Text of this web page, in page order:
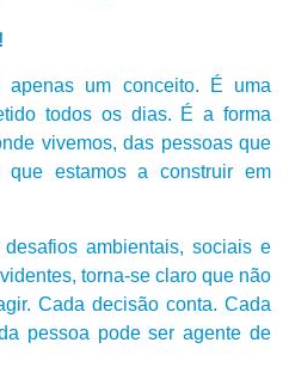
um conceito. É uma
todos os dias. É a forma
vivemos, das pessoas que
estamos a construir em
ambientais, sociais e
torna-se claro que não
Cada decisão conta. Cada
pessoa pode ser agente de